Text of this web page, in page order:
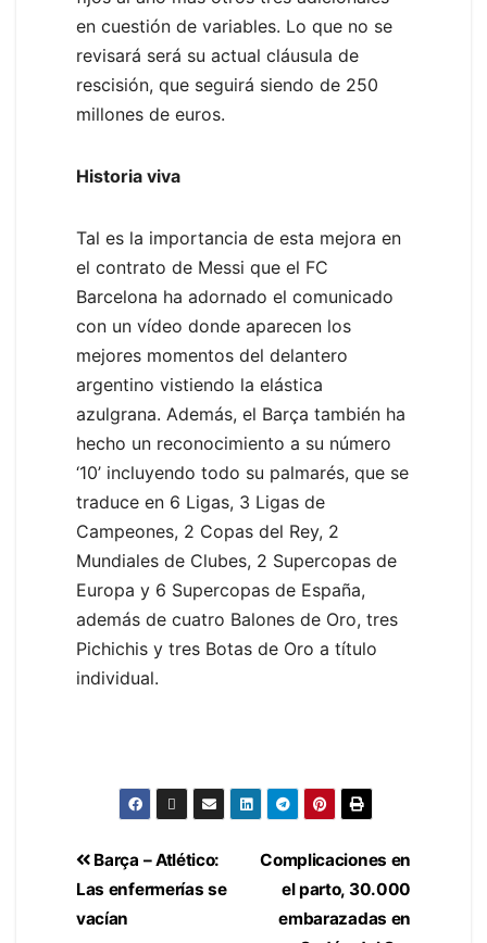
en cuestión de variables. Lo que no se
revisará será su actual cláusula de
rescisión, que seguirá siendo de 250
millones de euros.
Historia viva
Tal es la importancia de esta mejora en
el contrato de Messi que el FC
Barcelona ha adornado el comunicado
con un vídeo donde aparecen los
mejores momentos del delantero
argentino vistiendo la elástica
azulgrana. Además, el Barça también ha
hecho un reconocimiento a su número
‘10’ incluyendo todo su palmarés, que se
traduce en 6 Ligas, 3 Ligas de
Campeones, 2 Copas del Rey, 2
Mundiales de Clubes, 2 Supercopas de
Europa y 6 Supercopas de España,
además de cuatro Balones de Oro, tres
Pichichis y tres Botas de Oro a título
individual.
Complicaciones en
el parto, 30.000
embarazadas en
Barça – Atlético:
Las enfermerías se
vacían